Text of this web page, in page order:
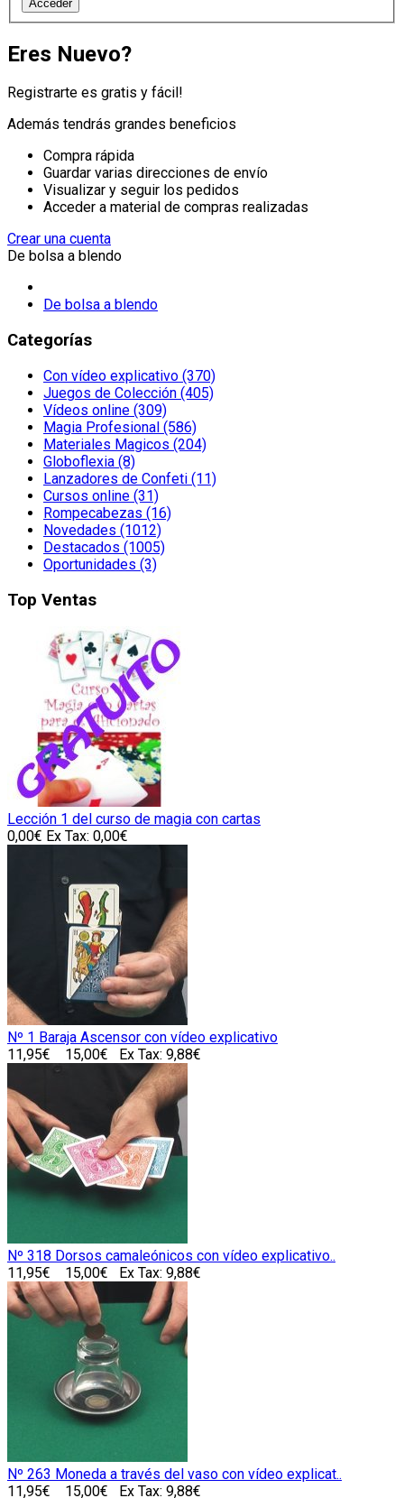
Acceder
Eres Nuevo?
Registrarte es gratis y fácil!
Además tendrás grandes beneficios
Compra rápida
Guardar varias direcciones de envío
Visualizar y seguir los pedidos
Acceder a material de compras realizadas
Crear una cuenta
De bolsa a blendo
De bolsa a blendo
Categorías
Con vídeo explicativo (370)
Juegos de Colección (405)
Vídeos online (309)
Magia Profesional (586)
Materiales Magicos (204)
Globoflexia (8)
Lanzadores de Confeti (11)
Cursos online (31)
Rompecabezas (16)
Novedades (1012)
Destacados (1005)
Oportunidades (3)
Top Ventas
Lección 1 del curso de magia con cartas
0,00€ Ex Tax: 0,00€
Nº 1 Baraja Ascensor con vídeo explicativo
11,95€
15,00€ Ex Tax: 9,88€
Nº 318 Dorsos camaleónicos con vídeo explicativo..
11,95€
15,00€ Ex Tax: 9,88€
Nº 263 Moneda a través del vaso con vídeo explicat..
11,95€
15,00€ Ex Tax: 9,88€